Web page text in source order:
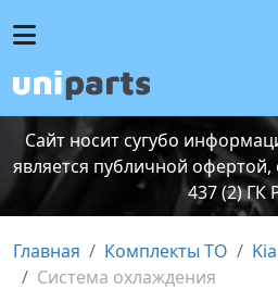
Сайт носит сугубо
является публичной
437 (2) ГК
Главная Комплекты ТО
Система охлаждения